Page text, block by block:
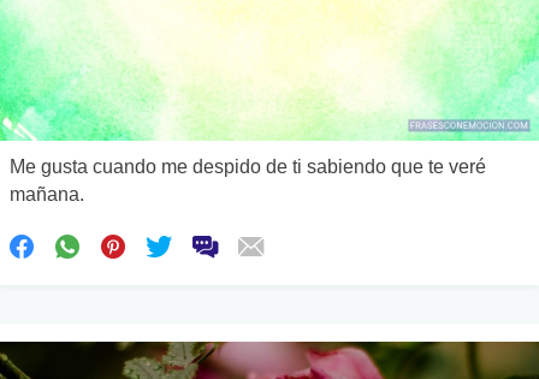
Me gusta cuando me despido de ti sabiendo que te veré
mañana.